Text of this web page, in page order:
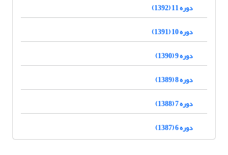
دوره 11 (1392)
دوره 10 (1391)
دوره 9 (1390)
دوره 8 (1389)
دوره 7 (1388)
دوره 6 (1387)